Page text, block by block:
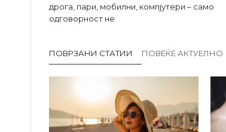
дрога, пари, мобилни, компјутери – само
одговорност не
ПОВРЗАНИ СТАТИИ ПОВЕЌЕ АКТУЕЛНО